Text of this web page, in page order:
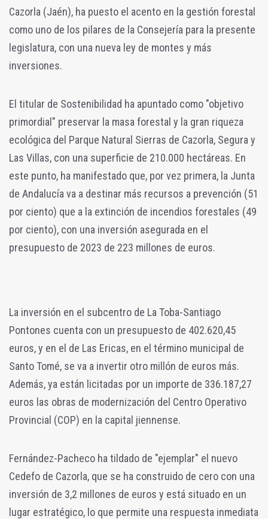
Cazorla (Jaén), ha puesto el acento en la gestión forestal
como uno de los pilares de la Consejería para la presente
legislatura, con una nueva ley de montes y más
inversiones.
El titular de Sostenibilidad ha apuntado como "objetivo
primordial" preservar la masa forestal y la gran riqueza
ecológica del Parque Natural Sierras de Cazorla, Segura y
Las Villas, con una superficie de 210.000 hectáreas. En
este punto, ha manifestado que, por vez primera, la Junta
de Andalucía va a destinar más recursos a prevención (51
por ciento) que a la extinción de incendios forestales (49
por ciento), con una inversión asegurada en el
presupuesto de 2023 de 223 millones de euros.
La inversión en el subcentro de La Toba-Santiago
Pontones cuenta con un presupuesto de 402.620,45
euros, y en el de Las Ericas, en el término municipal de
Santo Tomé, se va a invertir otro millón de euros más.
Además, ya están licitadas por un importe de 336.187,27
euros las obras de modernización del Centro Operativo
Provincial (COP) en la capital jiennense.
Fernández-Pacheco ha tildado de "ejemplar" el nuevo
Cedefo de Cazorla, que se ha construido de cero con una
inversión de 3,2 millones de euros y está situado en un
lugar estratégico, lo que permite una respuesta inmediata